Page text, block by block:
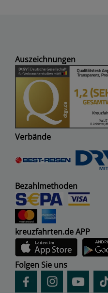
Auszeichnungen
Verbände
Bezahlmethoden
kreuzfahrten.de APP
Folgen Sie uns